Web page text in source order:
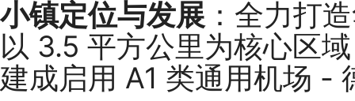
小镇定位与发展 ：全力打
以 3.5 平方公里为核心区
建成启用 A1 类通用机场 -